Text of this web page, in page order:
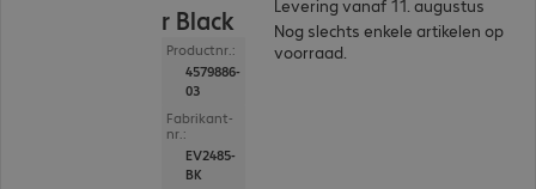
r Black
Productnr.:
4579886-
03
Fabrikant-
nr.:
EV2485-
BK
Levering vanaf 11. augustus
Nog slechts enkele artikelen op
voorraad.